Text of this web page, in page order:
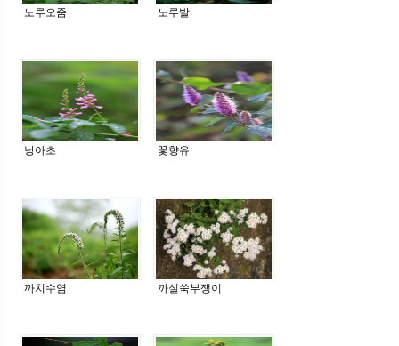
노루오줌 노루발
낭아초 꽃향유
까치수염 까실쑥부쟁이